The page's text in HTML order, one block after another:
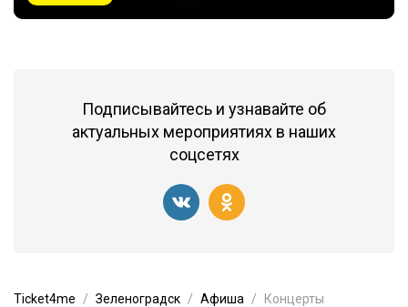
Подписывайтесь и узнавайте об
актуальных мероприятиях в наших
соцсетях
Ticket4me Зеленоградск Афиша Концерты